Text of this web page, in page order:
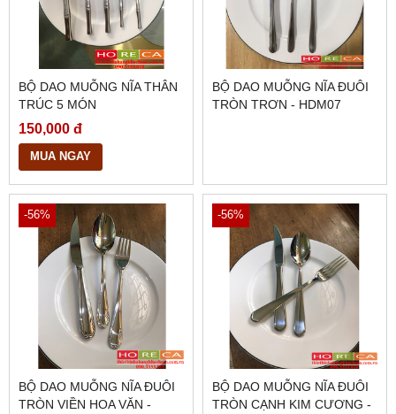
BỘ DAO MUỖNG NĨA THÂN
TRÚC 5 MÓN
150,000 đ
MUA NGAY
BỘ DAO MUỖNG NĨA ĐUÔI
TRÒN TRƠN - HDM07
-56%
BỘ DAO MUỖNG NĨA ĐUÔI
TRÒN VIỀN HOA VĂN -
-56%
BỘ DAO MUỖNG NĨA ĐUÔI
TRÒN CẠNH KIM CƯƠNG -